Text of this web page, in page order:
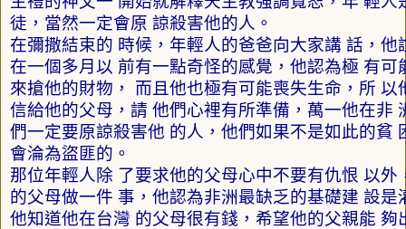
徒，當然一定會原 諒殺害他的人。
在彌撒結束的 時候，年輕人的爸爸向大家講 話，他
在一個多月以 前有一點奇怪的感覺，他認為極 有可
來搶他的財物， 而且他也極有可能喪失生命，所 以
信給他的父母，請 他們心裡有所準備，萬一他在非
們一定要原諒殺害他 的人，他們如果不是如此的貧
會淪為盜匪的。
那位年輕人除 了要求他的父母心中不要有仇恨 以外
的父母做一件 事，他認為非洲最缺乏的基礎建 設是
他知道他在台灣 的父母很有錢，希望他的父親能 夠